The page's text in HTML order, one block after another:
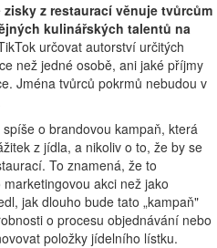
zisky z restaurací věnuje tvůrcům
kulinářských talentů na
určovat autorství určitých
než jedné osobě, ani jaké příjmy
Jména tvůrců pokrmů nebudou v
o brandovou kampaň, která
z jídla, a nikoliv o to, že by se
To znamená, že to
akci než jako
jak dlouho bude tato „kampaň"
o procesu objednávání nebo
položky jídelního lístku.